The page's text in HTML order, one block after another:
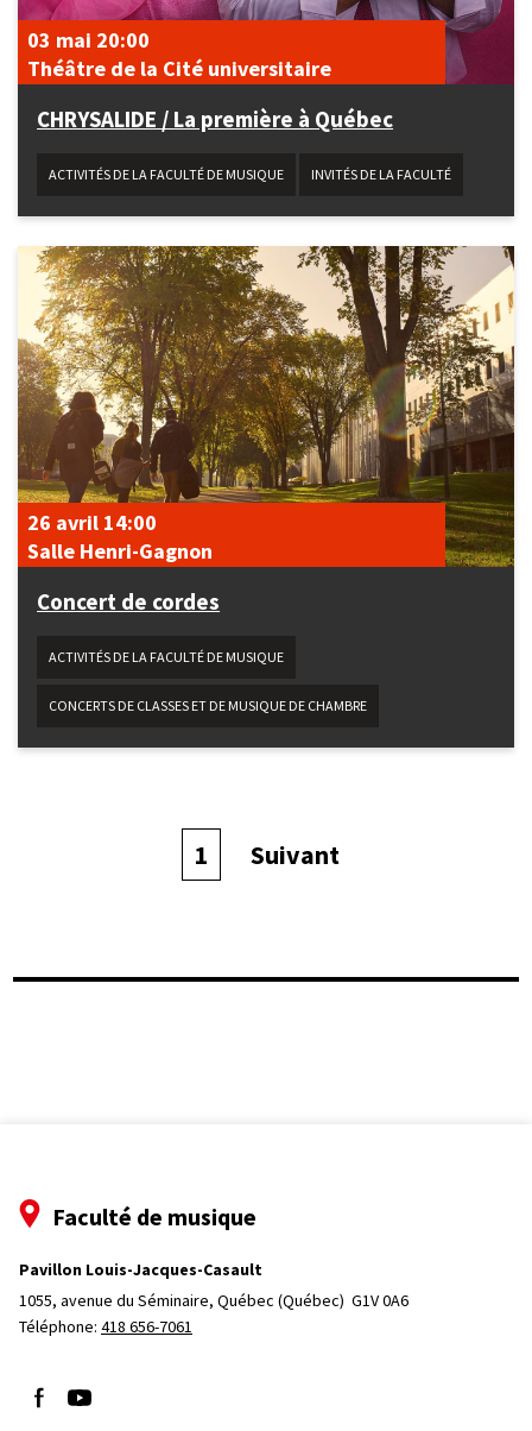
CHRYSALIDE / La première à Québec
03 mai 20:00
Théâtre de la Cité universitaire
ACTIVITÉS DE LA FACULTÉ DE MUSIQUE INVITÉS DE LA FACULTÉ
Concert de cordes
26 avril 14:00
Salle Henri-Gagnon
ACTIVITÉS DE LA FACULTÉ DE MUSIQUE
CONCERTS DE CLASSES ET DE MUSIQUE DE CHAMBRE
Page
courante
1 Page
Suivant
Faculté de musique
Pavillon Louis-Jacques-Casault
1055, avenue du Séminaire, Québec (Québec)  G1V 0A6
Téléphone: 418 656-7061
Suivez-nous sur Facebook
Suivez-nous sur YouTube